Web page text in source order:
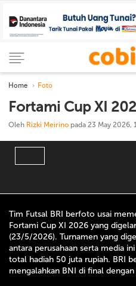
Home Foto
Fortami Cup XI
Oleh Rizki Meirino pada 23 May 2026,
Tim Futsal BRI berfoto usai
Fortami Cup XI 2026 yang
(23/5/2026). Turnamen yang
antara perusahaan serta media
total hadiah 50 juta rupiah. BRI
mengalahkan BNI di final